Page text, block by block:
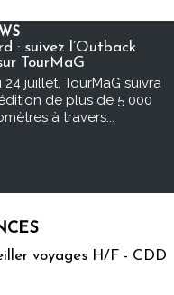
: suivez l’Outback
TourMaG
juillet, TourMaG suivra
de plus de 5 000
à travers...
voyages H/F - CDD